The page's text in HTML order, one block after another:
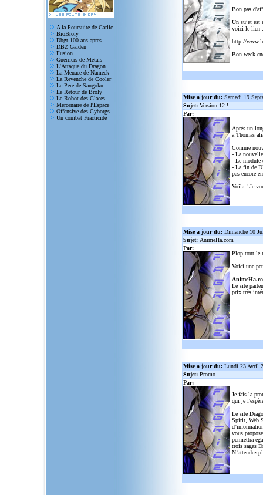
A la Poursuite de Garlic
BioBroly
Dbgt 100 ans apres
DBZ Gaiden
Fusion
Guerriers de Metals
L'Attaque du Dragon
La Menace de Nameck
La Revenche de Cooler
Le Pere de Sangoku
Le Retour de Broly
Le Robot des Glaces
Mercenaire de l'Espace
Offensive des Cyborgs
Un combat Fracticide
Bon pas
Un sujet est
voici le lien :
http://
Bon week
Mise a jour du: Samedi 19
Sujet: Version 12 !
Par:
Après un
a Thomas
Comme
- La
- Le module
- La fin de
pas encore
Voila ! Je
Mise a jour du: Dimanche 10
Sujet: AnimeHa.com
Par:
Plop tout le
Voici une
Le site
prix très
Mise a jour du: Lundi 23 Avril
Sujet: Promo
Par:
Je fais la
qui je
Le site
Spirit, Web
vous
permettra
trois sagas
N’attendez